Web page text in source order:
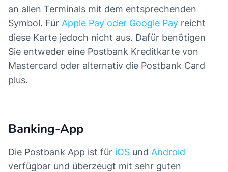
an allen Terminals mit dem entsprechenden
Symbol. Für Apple Pay oder Google Pay reicht
diese Karte jedoch nicht aus. Dafür benötigen
Sie entweder eine Postbank Kreditkarte von
Mastercard oder alternativ die Postbank Card
plus.
Banking-App
Die Postbank App ist für iOS und Android
verfügbar und überzeugt mit sehr guten